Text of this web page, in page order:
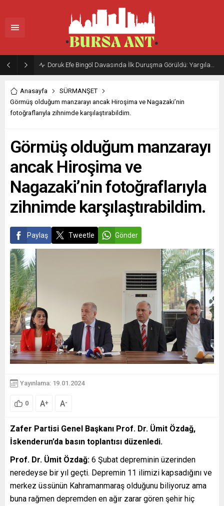
Doruk Efe Bingöl Davasında İlk Duruşma Görüldü: Yargılama 20 Ekim 2026’ya Ertelendi
Anasayfa
SÜRMANŞET
Görmüş olduğum manzarayı ancak Hiroşima ve Nagazaki’nin
fotoğraflarıyla zihnimde karşılaştırabildim.
Görmüş olduğum manzarayı
ancak Hiroşima ve
Nagazaki’nin fotoğraflarıyla
zihnimde karşılaştırabildim.
Paylaş Tweetle Gönder
Yayınlama: 19.01.2024
0 A+ A-
Zafer Partisi Genel Başkanı Prof. Dr. Ümit Özdağ,
İskenderun’da basın toplantısı düzenledi.
Prof. Dr. Ümit Özdağ: 6 Şubat depreminin üzerinden
neredeyse bir yıl geçti. Depremin 11 ilimizi kapsadığını ve
merkez üssünün Kahramanmaraş olduğunu biliyoruz ama
buna rağmen depremden en ağır zarar gören şehir hiç